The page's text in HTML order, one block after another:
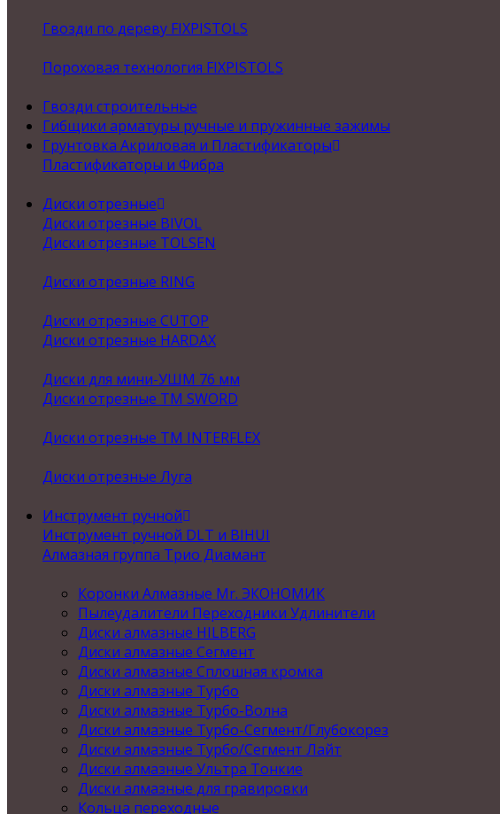
Гвозди по дереву FIXPISTOLS
Пороховая технология FIXPISTOLS
Гвозди строительные
Гибщики арматуры ручные и пружинные зажимы
Грунтовка Акриловая и Пластификаторы
Пластификаторы и Фибра
Диски отрезные
Диски отрезные BIVOL
Диски отрезные TOLSEN
Диски отрезные RING
Диски отрезные CUTOP
Диски отрезные HARDAX
Диски для мини-УШМ 76 мм
Диски отрезные ТМ SWORD
Диски отрезные ТМ INTERFLEX
Диски отрезные Луга
Инструмент ручной
Инструмент ручной DLT и BIHUI
Алмазная группа Трио Диамант
Коронки Алмазные Mr. ЭКОНОМИК
Пылеудалители Переходники Удлинители
Диски алмазные HILBERG
Диски алмазные Сегмент
Диски алмазные Сплошная кромка
Диски алмазные Турбо
Диски алмазные Турбо-Волна
Диски алмазные Турбо-Сегмент/Глубокорез
Диски алмазные Турбо/Сегмент Лайт
Диски алмазные Ультра Тонкие
Диски алмазные для гравировки
Кольца переходные